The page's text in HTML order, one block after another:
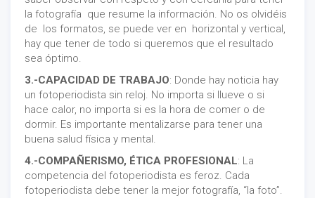
la fotografía que resume la información. No os olvidéis
de los formatos, se puede ver en horizontal y vertical,
hay que tener de todo si queremos que el resultado
sea óptimo.
3.-CAPACIDAD DE TRABAJO: Donde hay noticia hay
un fotoperiodista sin reloj. No importa si llueve o si
hace calor, no importa si es la hora de comer o de
dormir. Es importante mentalizarse para tener una
buena salud física y mental.
4.-COMPAÑERISMO, ÉTICA PROFESIONAL: La
competencia del fotoperiodista es feroz. Cada
fotoperiodista debe tener la mejor fotografía, “la foto”.